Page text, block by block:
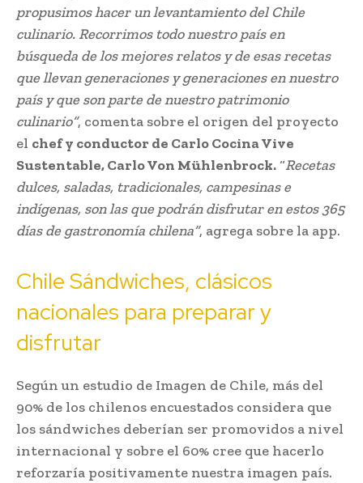
propusimos hacer un levantamiento del Chile
culinario. Recorrimos todo nuestro país en
búsqueda de los mejores relatos y de esas recetas
que llevan generaciones y generaciones en nuestro
país y que son parte de nuestro patrimonio
culinario”, comenta sobre el origen del proyecto
el chef y conductor de Carlo Cocina Vive
Sustentable, Carlo Von Mühlenbrock. “Recetas
dulces, saladas, tradicionales, campesinas e
indígenas, son las que podrán disfrutar en estos 365
días de gastronomía chilena”, agrega sobre la app.
Chile Sándwiches, clásicos
nacionales para preparar y
disfrutar
Según un estudio de Imagen de Chile, más del
90% de los chilenos encuestados considera que
los sándwiches deberían ser promovidos a nivel
internacional y sobre el 60% cree que hacerlo
reforzaría positivamente nuestra imagen país.